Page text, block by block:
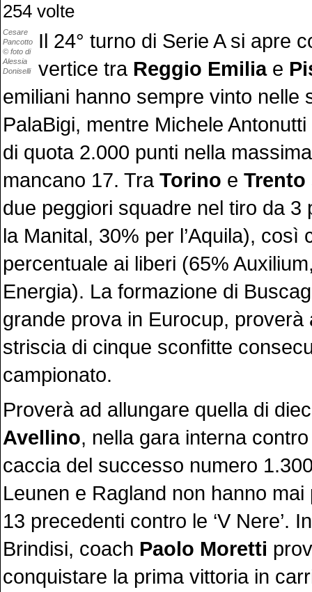
254 volte
Cesare
Pancotto
© foto di
Alessia
Doniselli
Il 24° turno di Serie A si apre
vertice tra Reggio Emiliae
emiliani hanno sempre vinto nelle
PalaBigi, mentre Michele
di quota 2.000 punti nella
mancano 17. Tra Torino e Trento
due peggiori squadre nel tiro da 3
la Manital, 30% per l’Aquila), così
percentuale ai liberi (65%
Energia). La formazione di
grande prova in Eurocup, proverà
striscia di cinque sconfitte
campionato.
Proverà ad allungare quella di
Avellino, nella gara interna
caccia del successo numero
Leunen e Ragland non hanno
13 precedenti contro le ‘V Nere’.
Brindisi, coach Paolo Moretti
conquistare la prima vittoria in